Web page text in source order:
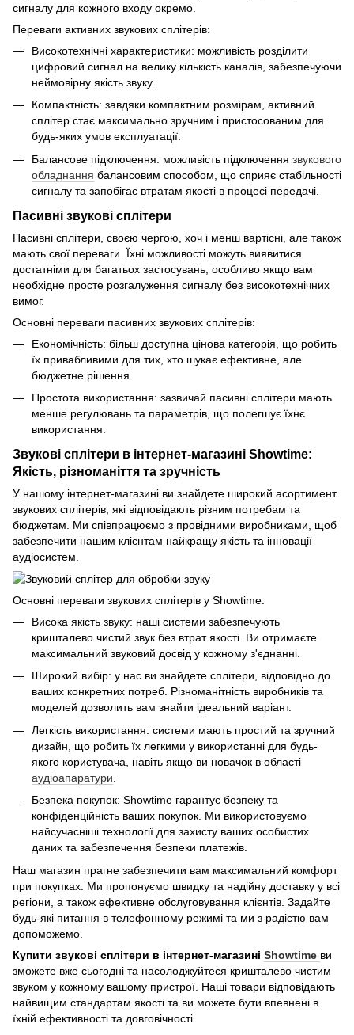
сигналу для кожного входу окремо.
Переваги активних звукових сплітерів:
Високотехнічні характеристики: можливість розділити
цифровий сигнал на велику кількість каналів, забезпечуючи
неймовірну якість звуку.
Компактність: завдяки компактним розмірам, активний
сплітер стає максимально зручним і пристосованим для
будь-яких умов експлуатації.
Балансове підключення: можливість підключення звукового
обладнання балансовим способом, що сприяє стабільності
сигналу та запобігає втратам якості в процесі передачі.
Пасивні звукові сплітери
Пасивні сплітери, своєю чергою, хоч і менш вартісні, але також
мають свої переваги. Їхні можливості можуть виявитися
достатніми для багатьох застосувань, особливо якщо вам
необхідне просте розгалуження сигналу без високотехнічних
вимог.
Основні переваги пасивних звукових сплітерів:
Економічність: більш доступна цінова категорія, що робить
їх привабливими для тих, хто шукає ефективне, але
бюджетне рішення.
Простота використання: зазвичай пасивні сплітери мають
менше регулювань та параметрів, що полегшує їхнє
використання.
Звукові сплітери в інтернет-магазині Showtime:
Якість, різноманіття та зручність
У нашому інтернет-магазині ви знайдете широкий асортимент
звукових сплітерів, які відповідають різним потребам та
бюджетам. Ми співпрацюємо з провідними виробниками, щоб
забезпечити нашим клієнтам найкращу якість та інновації
аудіосистем.
Основні переваги звукових сплітерів у Showtime:
Висока якість звуку: наші системи забезпечують
кришталево чистий звук без втрат якості. Ви отримаєте
максимальний звуковий досвід у кожному з'єднанні.
Широкий вибір: у нас ви знайдете сплітери, відповідно до
ваших конкретних потреб. Різноманітність виробників та
моделей дозволить вам знайти ідеальний варіант.
Легкість використання: системи мають простий та зручний
дизайн, що робить їх легкими у використанні для будь-
якого користувача, навіть якщо ви новачок в області
аудіоапаратури
Безпека покупок: Showtime гарантує безпеку та
конфіденційність ваших покупок. Ми використовуємо
найсучасніші технології для захисту ваших особистих
даних та забезпечення безпеки платежів.
Наш магазин прагне забезпечити вам максимальний комфорт
при покупках. Ми пропонуємо швидку та надійну доставку у всі
регіони, а також ефективне обслуговування клієнтів. Задайте
будь-які питання в телефонному режимі та ми з радістю вам
допоможемо.
Купити звукові сплітери в інтернет-магазині Showtime ви
зможете вже сьогодні та насолоджуйтеся кришталево чистим
звуком у кожному вашому пристрої. Наші товари відповідають
найвищим стандартам якості та ви можете бути впевнені в
їхній ефективності та довговічності.